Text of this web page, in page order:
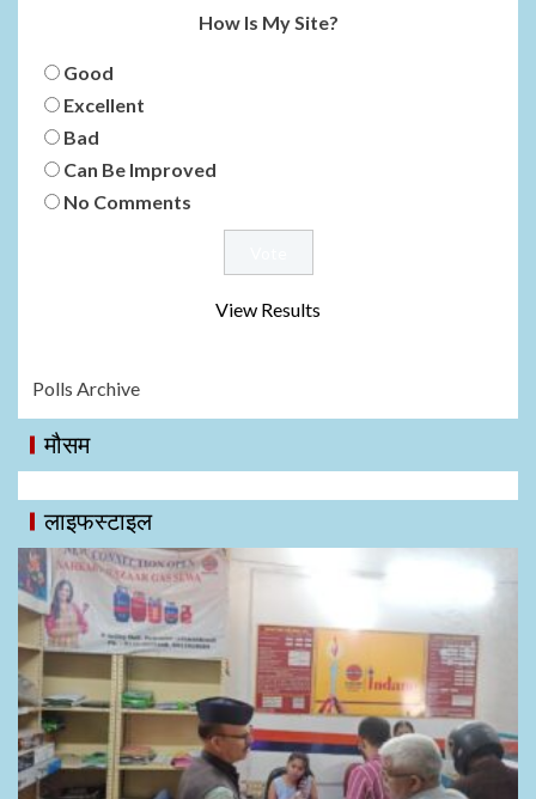
How Is My Site?
Good
Excellent
Bad
Can Be Improved
No Comments
View Results
Polls Archive
मौसम
लाइफस्टाइल